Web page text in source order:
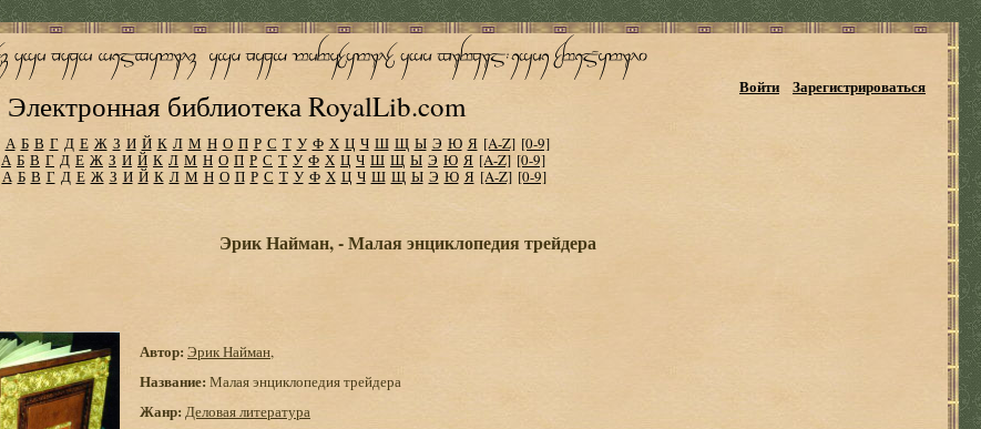
Электронная библиотека RoyalLib.com
Войти Зарегистрироваться
А Б В Г Д Е Ж З И Й К Л М Н О П Р С Т У Ф Х Ц Ч Ш Щ Ы Э Ю Я [A-Z] [0-9]
А Б В Г Д Е Ж З И Й К Л М Н О П Р С Т У Ф Х Ц Ч Ш Щ Ы Э Ю Я [A-Z] [0-9]
А Б В Г Д Е Ж З И Й К Л М Н О П Р С Т У Ф Х Ц Ч Ш Щ Ы Э Ю Я [A-Z] [0-9]
Эрик Найман, - Малая энциклопедия трейдера
Автор: Эрик Найман,
Название: Малая энциклопедия трейдера
Жанр: Деловая литература